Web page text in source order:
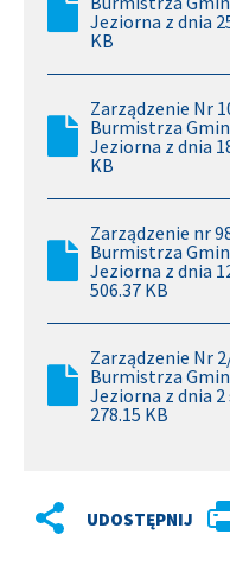
Jeziorna z dnia
KB
Zarządzenie Nr
Burmistrza
Jeziorna z dnia
KB
Zarządzenie nr
Burmistrza
Jeziorna z dnia
506.37 KB
Zarządzenie Nr
Burmistrza
Jeziorna z dnia 2
278.15 KB